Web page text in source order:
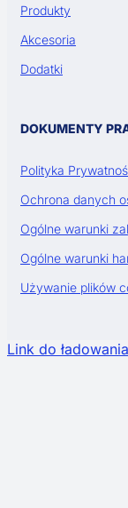
Produkty
Akcesoria
Dodatki
DOKUMENTY
Polityka
Ochrona danych
Ogólne warunki
Ogólne warunki
Używanie plików
Link do